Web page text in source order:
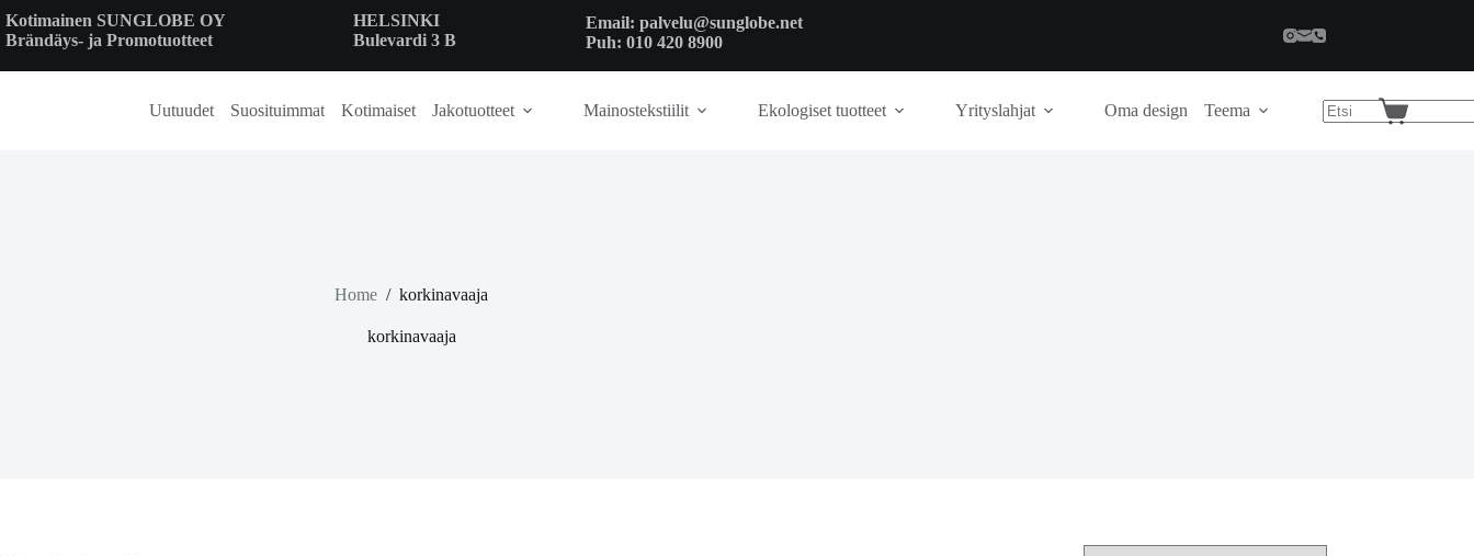
to
content
Kotimainen SUNGLOBE OY
Brändäys- ja Promotuotteet
HELSINKI
Bulevardi 3 B
Email: palvelu@sunglobe.net
Puh: 010 420 8900
Uutuudet Suosituimmat Kotimaiset Jakotuotteet Mainostekstiilit Ekologiset tuotteet Yrityslahjat Oma design Teema
Shopping
Home / korkinavaaja
korkinavaaja